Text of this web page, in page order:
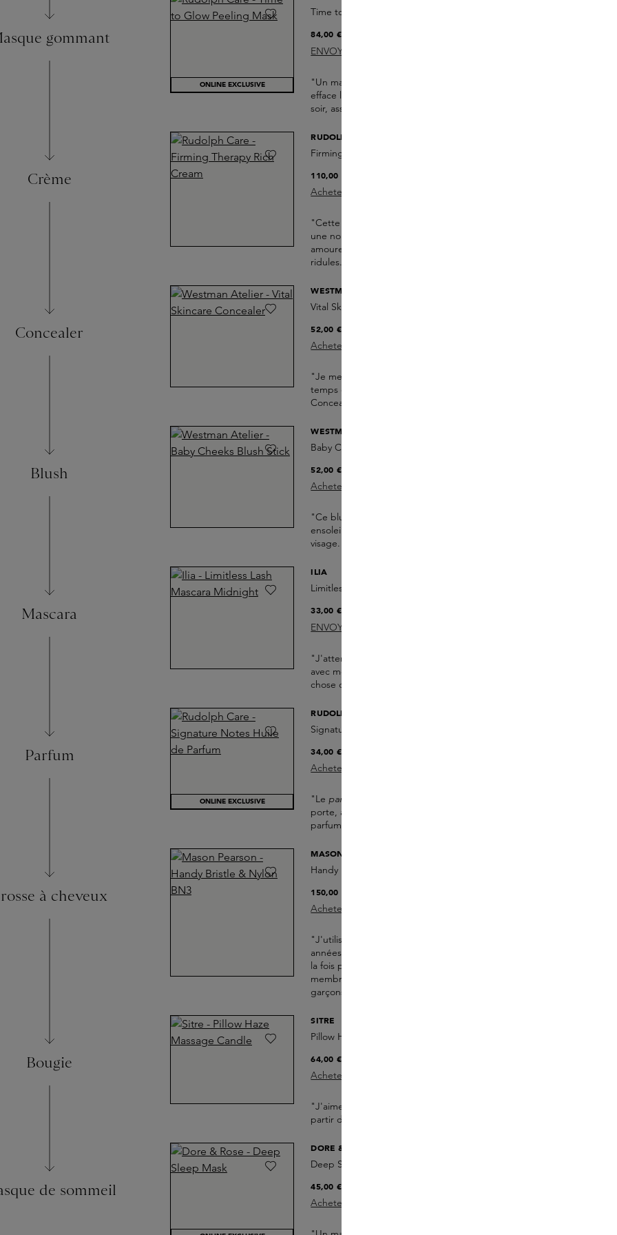
gommant
ONLINE EXCLUSIVE
Time to Glow Peeling Mask
84,00 €
ENVOYEZ-MOI UN E-MAIL
"Un masque aux acides de fruits exfoliants qui éclaircit et
efface les signes de fatigue. Je l'utilise dans ma routine du
soir, associé au sérum Face Serum solaire le matin."
Crème
RUDOLPH CARE
Firming Therapy Rich Cream
110,00 €
Acheter maintenant
"Cette crème pour le visage à la texture riche et luxueuse est
une nouveauté de Rudolph Care - j'en suis totalement
amoureuse. Elle protège, donne un bel éclat et comble les
ridules."
Concealer
WESTMAN ATELIER
Vital Skincare Concealer
52,00 €
Acheter maintenant
"Je me maquille Zelens, mais lorsque j'ai eu un emploi du
temps chargé et que j'ai besoin d'un petit Make-up, le
Concealer est indispensable."
Blush
WESTMAN ATELIER
Baby Cheeks Blush Stick
52,00 €
Acheter maintenant
"Ce blush crème me donne des joues fraîches,
ensoleillées et se fond parfaitement avec ma crème pour le
visage."
Mascara
ILIA
Limitless Lash Mascara Midnight
33,00 €
ENVOYEZ-MOI UN E-MAIL
"J'attends avec impatience les soirées printanières pétillantes
avec mes amis - je pourrais alors ajouter un petit quelque
chose de plus à mes cils".
Parfum
ONLINE EXCLUSIVE
RUDOLPH CARE
Signature Notes Huile de Parfum
34,00 €
Acheter maintenant
"Le parfum signature de
porte, avec des notes chaudes, douces et fraîches. C'est un
parfum à l'huile entièrement naturel, à la senteur délicate."
à cheveux
MASON PEARSON
Handy Bristle & Nylon BN3
150,00 €
Acheter maintenant
"J'utilise ma brosse à cheveux Mason Pearson depuis des
années ; je ne peux plus m'en passer. Elle fait une différence à
la fois pour mon cuir chevelu et pour mes cheveux. Tous les
membres de ma famille ont les cheveux longs, alors mes
garçons, ma fille et moi les partageons."
Bougie
SITRE
Pillow Haze Massage Candle
64,00 €
Acheter maintenant
"J'aime les bougies naturelles, comme celle-ci, fabriquées à
partir de cires et d'huiles naturelles", explique-t-il.
de sommeil
DORE & ROSE
Deep Sleep Mask
45,00 €
Acheter maintenant